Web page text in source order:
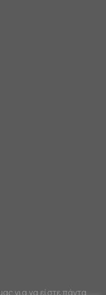
για να είστε πάντα